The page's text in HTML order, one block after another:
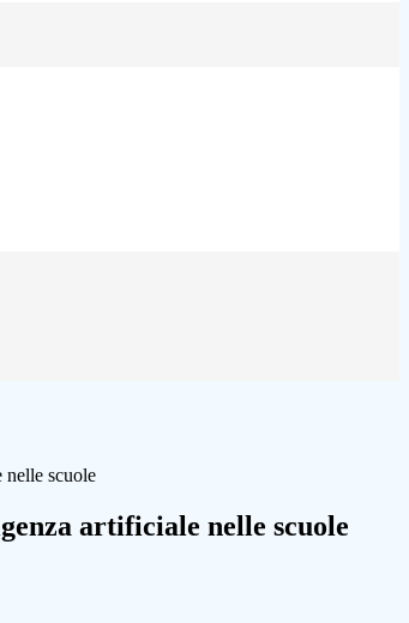
nelle scuole
artificiale nelle scuole